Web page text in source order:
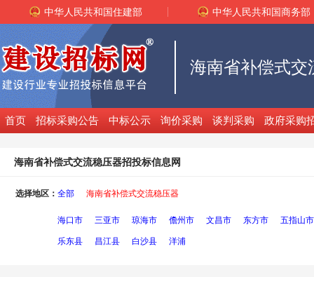
中华人民共和国住建部 中华人民共和国商务部
首页 招标采购公告 中标公示 询价采购 谈判采购 政府采购
海南省补偿式交流稳压器招投标信息网
选择地区： 全部 海南省补偿式交流稳压器
海口市 三亚市 琼海市 儋州市 文昌市 东方市 五指山市
乐东县 昌江县 白沙县 洋浦